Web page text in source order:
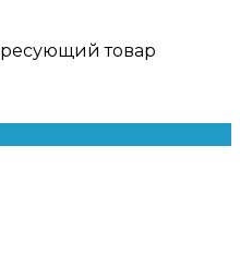
товар